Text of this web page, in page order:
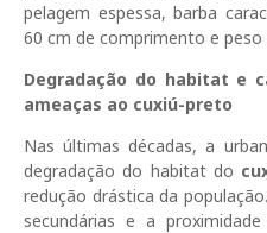
pelagem espessa, barba
60 cm de comprimento e peso
Degradação do habitat e
ameaças ao cuxiú-preto
Nas últimas décadas, a
degradação do habitat do
redução drástica da
secundárias e a